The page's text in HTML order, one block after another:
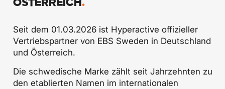
Seit dem 01.03.2026 ist Hyperactive offizieller
Vertriebspartner von EBS Sweden in Deutschland
und Österreich.
Die schwedische Marke zählt seit Jahrzehnten zu
den etablierten Namen im internationalen